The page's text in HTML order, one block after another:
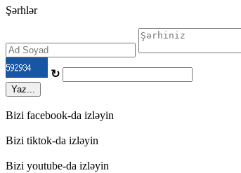
Şərhlər
↻
Yaz...
Bizi facebook-da izləyin
Bizi tiktok-da izləyin
Bizi youtube-da izləyin